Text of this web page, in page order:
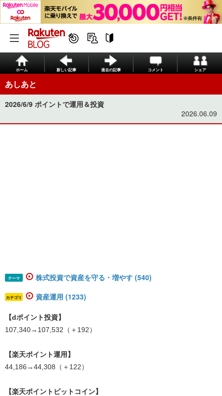
ホーム 新しい記事 過去の記事 コメント シェア
あしあと
2026/6/9 ポイントで運用＆投資
2026.06.09
テーマ 株式投資で資産を守る・増やす (540)
カテゴリ 資産運用 (1233)
【dポイント投資】
107,340→107,532（＋192）
【楽天ポイント運用】
44,186→44,308（＋122）
【楽天ポイントビットコイン】